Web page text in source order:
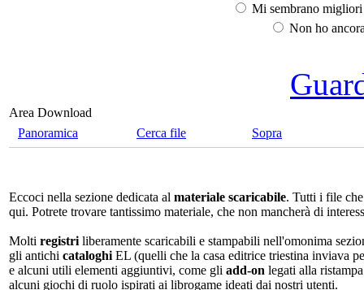
Mi sembrano
Non ho
Area Download
Panoramica
Cerca file Sopra
Eccoci nella sezione dedicata al materiale scaricabile. Tutti i file
qui. Potrete trovare tantissimo materiale, che non mancherà di
Molti registri liberamente scaricabili e stampabili nell'omonima
gli antichi cataloghi EL (quelli che la casa editrice triestina inviava
e alcuni utili elementi aggiuntivi, come gli add-on legati alla
alcuni giochi di ruolo ispirati ai librogame ideati dai nostri utenti.